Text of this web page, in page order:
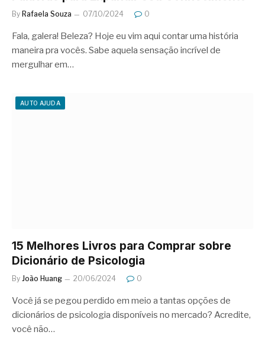
By Rafaela Souza 07/10/2024 0
Fala, galera! Beleza? Hoje eu vim aqui contar uma história
maneira pra vocês. Sabe aquela sensação incrível de
mergulhar em…
AUTO AJUDA
15 Melhores Livros para Comprar sobre
Dicionário de Psicologia
By João Huang 20/06/2024 0
Você já se pegou perdido em meio a tantas opções de
dicionários de psicologia disponíveis no mercado? Acredite,
você não…